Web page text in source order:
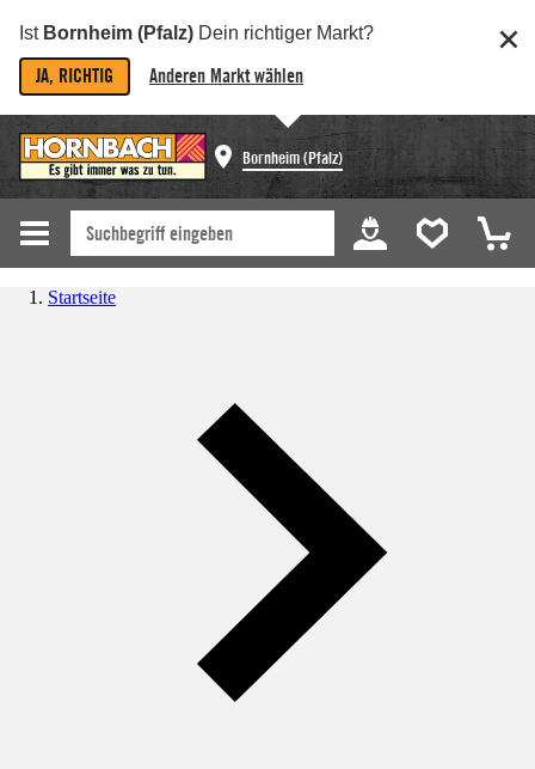
Ist Bornheim (Pfalz) Dein richtiger Markt?
JA, RICHTIG Anderen Markt wählen
Bornheim (Pfalz)
Startseite